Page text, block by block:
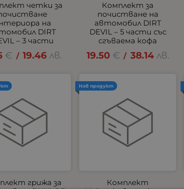
четки за
на
DIRT
– 3 части
€ / 19.46 лв.
Комплект за
почистване на
автомобил DIRT
DEVIL – 5 части със
сгъваема кофа
19.50 € / 38.14 лв.
грижа за
Комплект
Нов продукт